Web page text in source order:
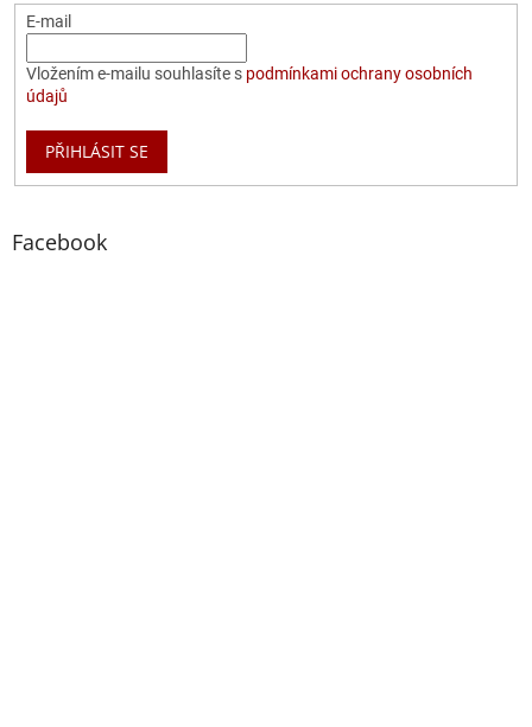
E-mail
Vložením e-mailu souhlasíte s podmínkami ochrany osobních
údajů
PŘIHLÁSIT SE
Facebook